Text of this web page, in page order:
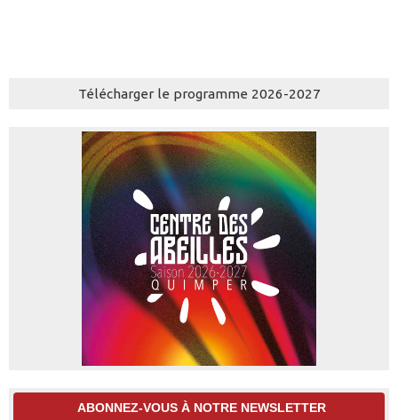
Télécharger le programme 2026-2027
ABONNEZ-VOUS À NOTRE NEWSLETTER